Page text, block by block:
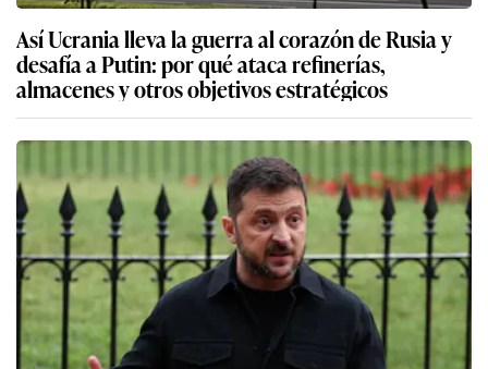
Así Ucrania lleva la guerra al corazón de Rusia y
desafía a Putin: por qué ataca refinerías,
almacenes y otros objetivos estratégicos